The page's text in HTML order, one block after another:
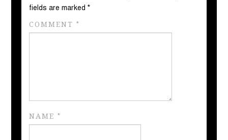
fields are marked*
COMMENT*
NAME*